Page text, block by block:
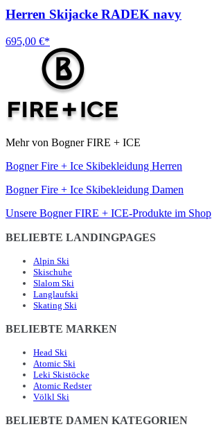
Herren Skijacke RADEK navy
695,00 €*
Mehr von Bogner FIRE + ICE
Bogner Fire + Ice Skibekleidung Herren
Bogner Fire + Ice Skibekleidung Damen
Unsere Bogner FIRE + ICE-Produkte im Shop
BELIEBTE LANDINGPAGES
Alpin Ski
Skischuhe
Slalom Ski
Langlaufski
Skating Ski
BELIEBTE MARKEN
Head Ski
Atomic Ski
Leki Skistöcke
Atomic Redster
Völkl Ski
BELIEBTE DAMEN KATEGORIEN